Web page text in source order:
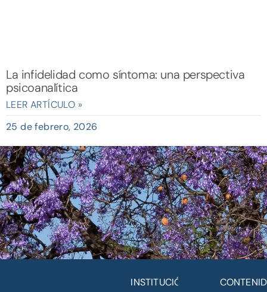
La infidelidad como síntoma: una perspectiva
psicoanalítica
LEER ARTÍCULO »
25 de febrero, 2026
INSTITUCIÓN